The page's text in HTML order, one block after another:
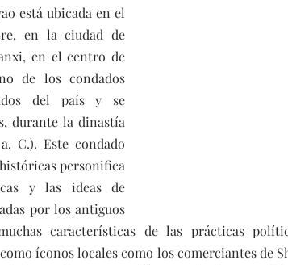
está ubicada en el
en la ciudad de
en el centro de
de los condados
del país y se
durante la dinastía
C.). Este condado
personifica
y las ideas de
por los antiguos
características de las prácticas
íconos locales como los comerciantes de